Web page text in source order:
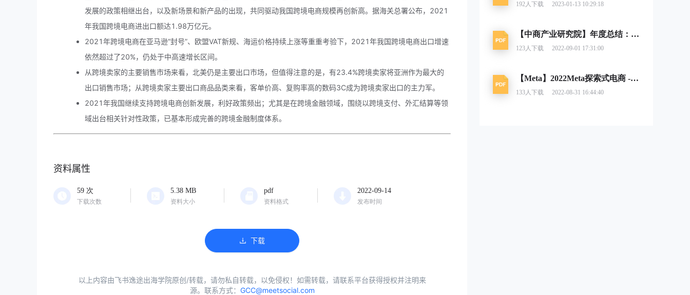
发展的政策相继出台，以及新场景和新产品的出现，共同驱动我国跨境电商规模再创新高。据海关总署公布，2021
年我国跨境电商进出口额达1.98万亿元。
2021年跨境电商在亚马逊“封号”、欧盟VAT新规、海运价格持续上涨等重重考验下，2021年我国跨境电商出口增速
依然超过了20%，仍处于中高速增长区间。
从跨境卖家的主要销售市场来看，北美仍是主要出口市场，但值得注意的是，有23.4%跨境卖家将亚洲作为最大的
出口销售市场；从跨境卖家主要出口商品品类来看，客单价高、复购率高的数码3C成为跨境卖家出口的主力军。
2021年我国继续支持跨境电商创新发展，利好政策频出；尤其是在跨境金融领域，围绕以跨境支付、外汇结算等领
域出台相关针对性政策，已基本形成完善的跨境金融制度体系。
资料属性
59 次
下载次数
5.38 MB
资料大小
pdf
资料格式
2022-09-14
发布时间
下载
以上内容由飞书逸途出海学院原创/转载，请勿私自转载，以免侵权！如需转载，请联系平台获得授权并注明来
源。联系方式： GCC@meetsocial.com
192人下载 2023-01-13 10:29:18
【中商产业研究院】年度总结：2021年中国跨境电商市场回顾及2022年发展趋势预测分析
123人下载 2022-09-01 17:31:00
【Meta】2022Meta探索式电商 - 跨境电商大促马拉松营销日历
133人下载 2022-08-31 16:44:40